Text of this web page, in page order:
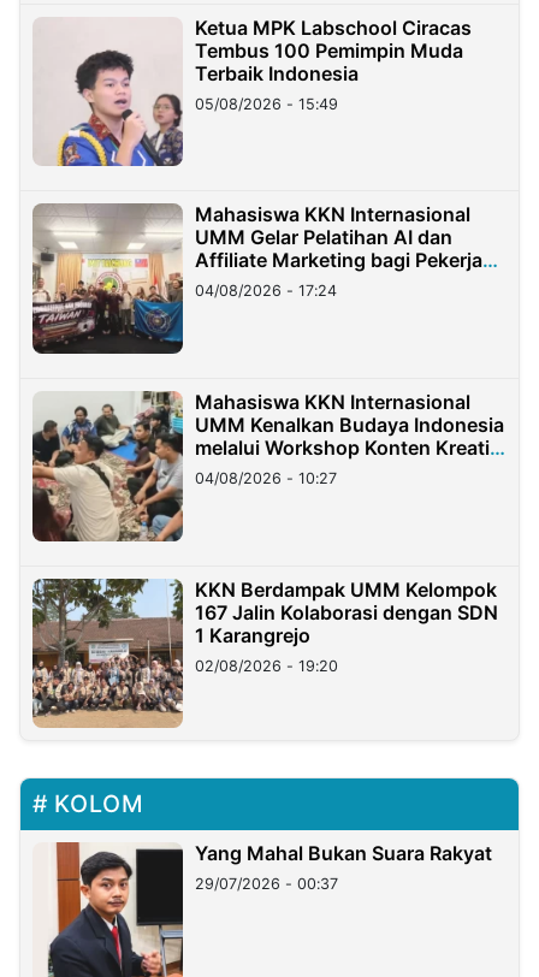
Ketua MPK Labschool Ciracas
Tembus 100 Pemimpin Muda
Terbaik Indonesia
05/08/2026 - 15:49
Mahasiswa KKN Internasional
UMM Gelar Pelatihan AI dan
Affiliate Marketing bagi Pekerja
Migran Indonesia di Taiwan
04/08/2026 - 17:24
Mahasiswa KKN Internasional
UMM Kenalkan Budaya Indonesia
melalui Workshop Konten Kreatif
di Taiwan
04/08/2026 - 10:27
KKN Berdampak UMM Kelompok
167 Jalin Kolaborasi dengan SDN
1 Karangrejo
02/08/2026 - 19:20
KOLOM
Yang Mahal Bukan Suara Rakyat
29/07/2026 - 00:37